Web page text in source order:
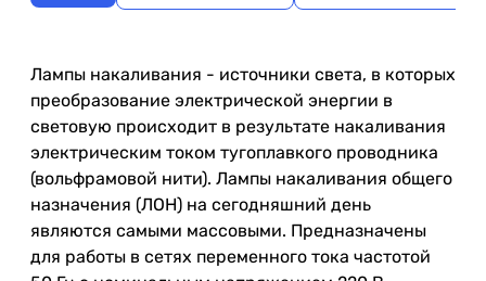
Лампы накаливания - источники света, в которых
преобразование электрической энергии в
световую происходит в результате накаливания
электрическим током тугоплавкого проводника
(вольфрамовой нити). Лампы накаливания общего
назначения (ЛОН) на сегодняшний день
являются самыми массовыми. Предназначены
для работы в сетях переменного тока частотой